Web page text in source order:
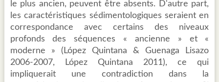
le plus ancien, peuvent être absents. D'autre part,
les caractéristiques sédimentologiques seraient en
correspondance avec certains des niveaux
profonds des séquences « ancienne » et «
moderne » (López Quintana & Guenaga Lisazo
2006-2007, López Quintana 2011), ce qui
impliquerait une contradiction dans la